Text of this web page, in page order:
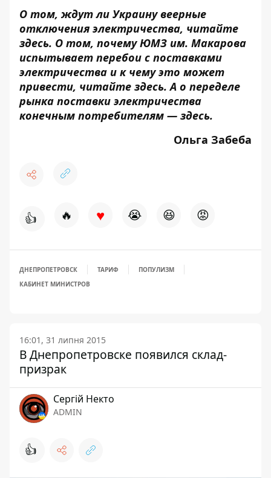
О том, ждут ли Украину веерные
отключения электричества, читайте
здесь. О том, почему ЮМЗ им. Макарова
испытывает перебои с поставками
электричества и к чему это может
привести, читайте здесь. А о переделе
рынка поставки электричества
конечным потребителям — здесь.
Ольга Забеба
👍 🔥 ♥ 😭 😆 😡
ДНЕПРОПЕТРОВСК ТАРИФ
ПОПУЛИЗМ
КАБИНЕТ МИНИСТРОВ
16:01, 31 липня 2015
В Днепропетровске появился склад-
призрак
Сергій Некто
ADMIN
👍